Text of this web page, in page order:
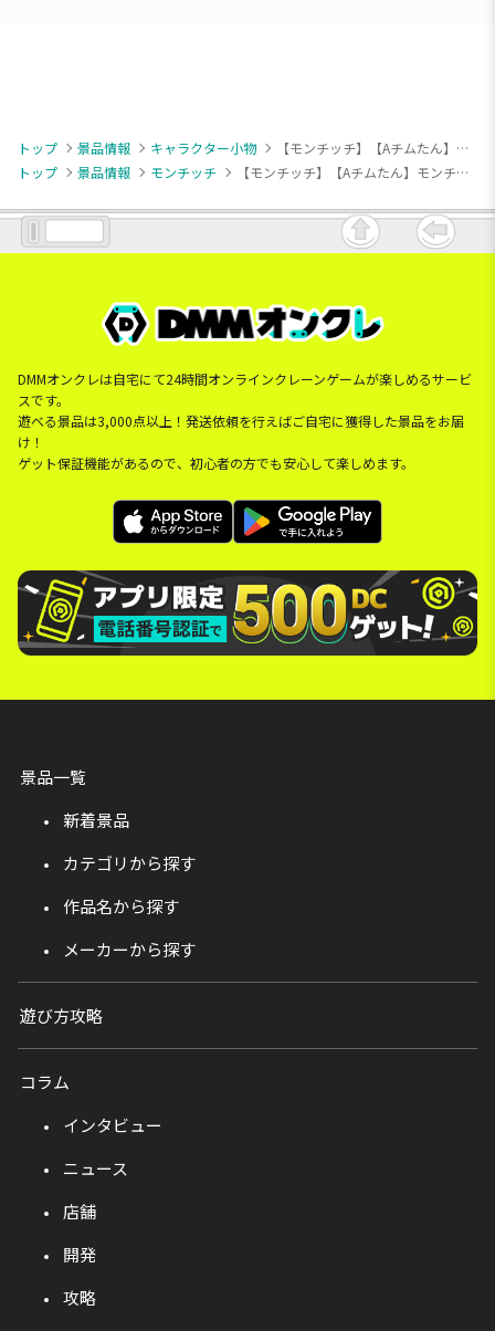
トップ 景品情報 キャラクター小物
【モンチッチ】【Aチムたん】モンチッチ フレンズマスコット
トップ
景品情報 モンチッチ 【モンチッチ】【Aチムたん】モンチッチ フレンズマスコット
DMMオンクレは自宅にて24時間オンラインクレーンゲームが楽しめるサービ
スです。
遊べる景品は3,000点以上！発送依頼を行えばご自宅に獲得した景品をお届
け！
ゲット保証機能があるので、初心者の方でも安心して楽しめます。
景品一覧
新着景品
カテゴリから探す
作品名から探す
メーカーから探す
遊び方攻略
コラム
インタビュー
ニュース
店舗
開発
攻略